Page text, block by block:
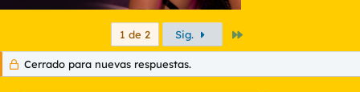
1 de 2 Sig.
Cerrado para nuevas respuestas.